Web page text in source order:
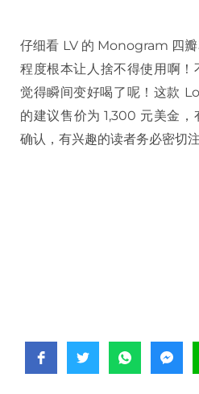
仔细看 LV 的 Monogram 四
程度根本让人捨不得使用啊
觉得瞬间变好喝了呢！这款
的建议售价为 1,300 元美金，
确认，有兴趣的读者务必密切注